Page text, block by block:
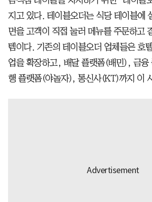
지고 있다. 테이블오더는 식당 테이블에
면을 고객이 직접 눌러 메뉴를 주문하고
템이다. 기존의 테이블오더 업체들은 호
업을 확장하고, 배달 플랫폼(배민), 금융
행 플랫폼(야놀자), 통신사(KT)까지 이